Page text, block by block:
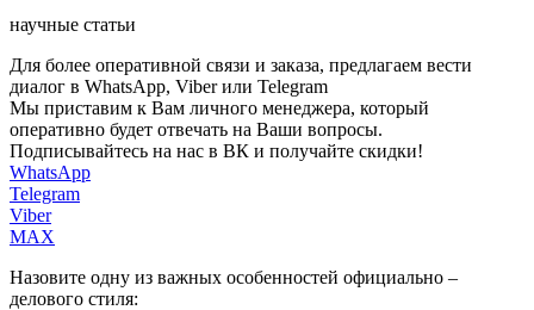
научные статьи
Для более оперативной связи и заказа, предлагаем вести
диалог в WhatsApp, Viber или Telegram
Мы приставим к Вам личного менеджера, который
оперативно будет отвечать на Ваши вопросы.
Подписывайтесь на нас в ВК и получайте скидки!
WhatsApp
Telegram
Viber
MAX
Назовите одну из важных особенностей официально –
делового стиля: